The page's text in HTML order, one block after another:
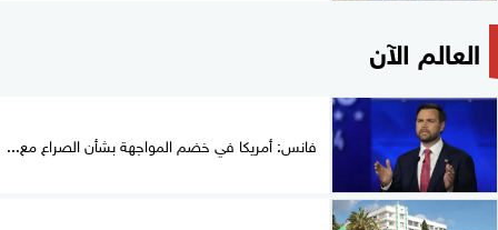
العالم الآن
فانس: أمريكا في خضم المواجهة بشأن الصراع مع...